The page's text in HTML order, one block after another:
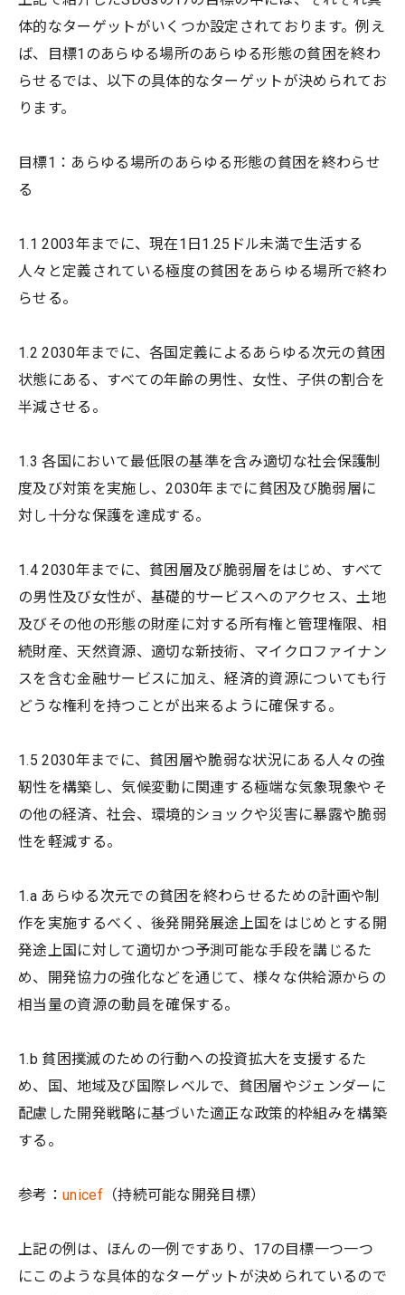
体的なターゲットがいくつか設定されております。例え
ば、目標1のあらゆる場所のあらゆる形態の貧困を終わ
らせるでは、以下の具体的なターゲットが決められてお
ります。
目標1：あらゆる場所のあらゆる形態の貧困を終わらせ
る
1.1 2003年までに、現在1日1.25ドル未満で生活する
人々と定義されている極度の貧困をあらゆる場所で終わ
らせる。
1.2 2030年までに、各国定義によるあらゆる次元の貧困
状態にある、すべての年齢の男性、女性、子供の割合を
半減させる。
1.3 各国において最低限の基準を含み適切な社会保護制
度及び対策を実施し、2030年までに貧困及び脆弱層に
対し十分な保護を達成する。
1.4 2030年までに、貧困層及び脆弱層をはじめ、すべて
の男性及び女性が、基礎的サービスへのアクセス、土地
及びその他の形態の財産に対する所有権と管理権限、相
続財産、天然資源、適切な新技術、マイクロファイナン
スを含む金融サービスに加え、経済的資源についても行
どうな権利を持つことが出来るように確保する。
1.5 2030年までに、貧困層や脆弱な状況にある人々の強
靭性を構築し、気候変動に関連する極端な気象現象やそ
の他の経済、社会、環境的ショックや災害に暴露や脆弱
性を軽減する。
1.a あらゆる次元での貧困を終わらせるための計画や制
作を実施するべく、後発開発展途上国をはじめとする開
発途上国に対して適切かつ予測可能な手段を講じるた
め、開発協力の強化などを通じて、様々な供給源からの
相当量の資源の動員を確保する。
1.b 貧困撲滅のための行動への投資拡大を支援するた
め、国、地域及び国際レベルで、貧困層やジェンダーに
配慮した開発戦略に基づいた適正な政策的枠組みを構築
する。
参考： unicef（持続可能な開発目標）
上記の例は、ほんの一例ですあり、17の目標一つ一つ
にこのような具体的なターゲットが決められているので